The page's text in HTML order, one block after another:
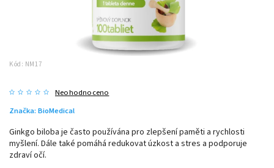
Kód: NM17
Neohodnoceno
Značka: BioMedical
Ginkgo biloba je často používána pro zlepšení paměti a rychlosti
myšlení. Dále také pomáhá redukovat úzkost a stres a podporuje
zdraví očí.